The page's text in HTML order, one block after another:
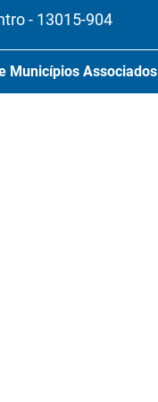
- 13015-904
Municípios Associados